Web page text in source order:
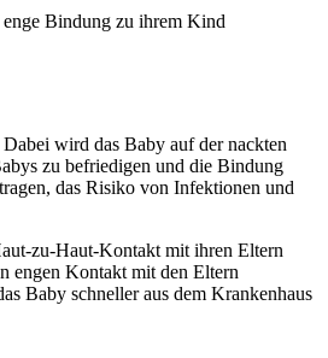
enge Bindung zu ihrem Kind
wird das Baby auf der nackten
zu befriedigen und die Bindung
das Risiko von Infektionen und
zu-Haut-Kontakt mit ihren Eltern
engen Kontakt mit den Eltern
Baby schneller aus dem Krankenhaus